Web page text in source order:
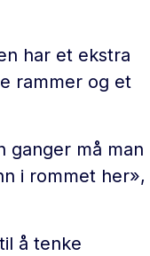
har et ekstra
rammer og et
ganger må man
i rommet her»,
å tenke